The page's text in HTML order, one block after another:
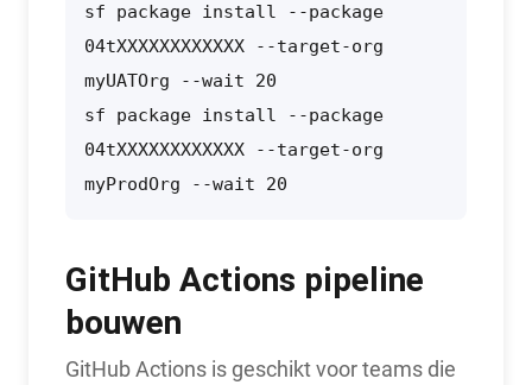
sf package install --package
04tXXXXXXXXXXXX --target-org
myUATOrg --wait 20
sf package install --package
04tXXXXXXXXXXXX --target-org
myProdOrg --wait 20
GitHub Actions pipeline
bouwen
GitHub Actions is geschikt voor teams die